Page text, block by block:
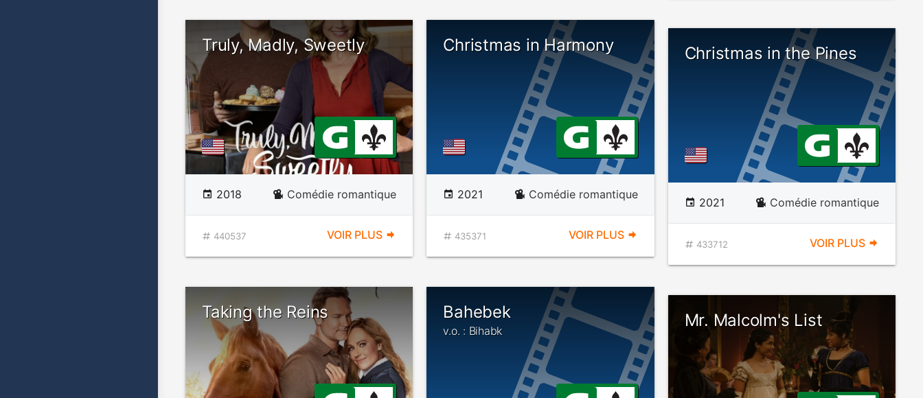
Truly, Madly, Sweetly
2018 Comédie romantique
440537 VOIR PLUS
Christmas in Harmony
2021 Comédie romantique
435371 VOIR PLUS
Christmas in the Pines
2021 Comédie romantique
433712 VOIR PLUS
Taking the Reins Bahebek
v.o. : Bihabk
Mr. Malcolm's List